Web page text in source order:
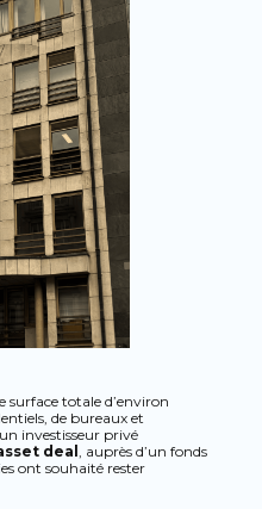
surface totale d’environ
de bureaux et
investisseur privé
deal
, auprès d’un fonds
ont souhaité rester